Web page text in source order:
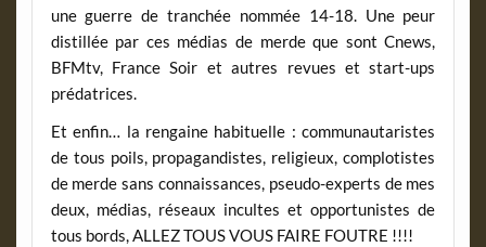
une guerre de tranchée nommée 14-18. Une peur
distillée par ces médias de merde que sont Cnews,
BFMtv, France Soir et autres revues et start-ups
prédatrices.
Et enfin… la rengaine habituelle : communautaristes
de tous poils, propagandistes, religieux, complotistes
de merde sans connaissances, pseudo-experts de mes
deux, médias, réseaux incultes et opportunistes de
tous bords, ALLEZ TOUS VOUS FAIRE FOUTRE !!!!